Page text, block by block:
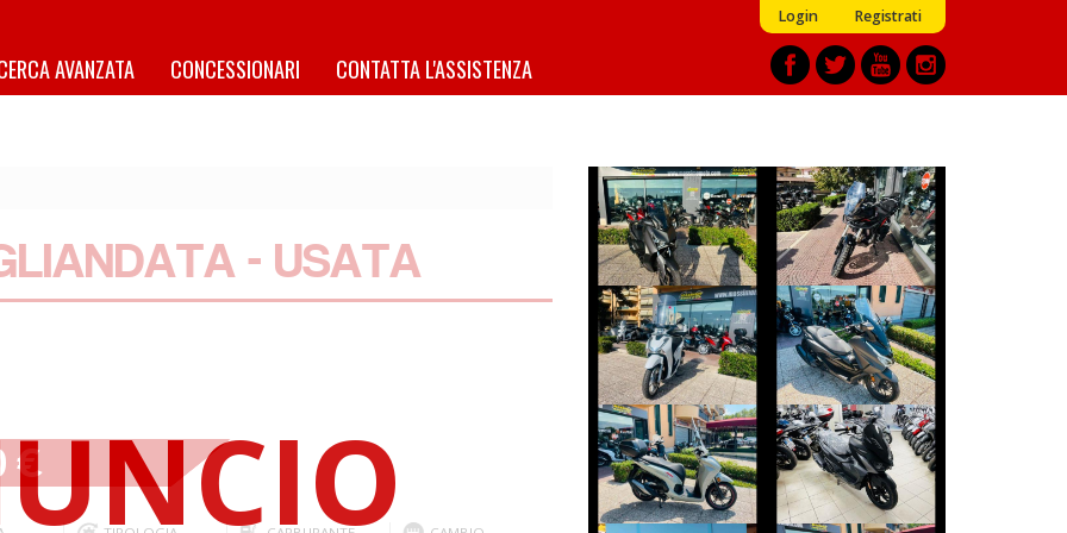
Login Registrati
AVANZATA CONCESSIONARI CONTATTA L'ASSISTENZA
- USATA
€
YAMAHA XMAX
€ 5.350 €
MORBIDELLI
T352X
€ 5.190 €
HONDA SH
€ 2.490 €
HONDA FORZA-
350
€ 4.790 €
HONDA SH
€ 4.490 €
SYM JET
€ 2.590 €